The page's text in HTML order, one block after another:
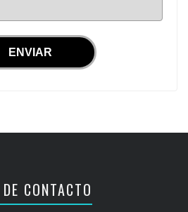
CONTACTO